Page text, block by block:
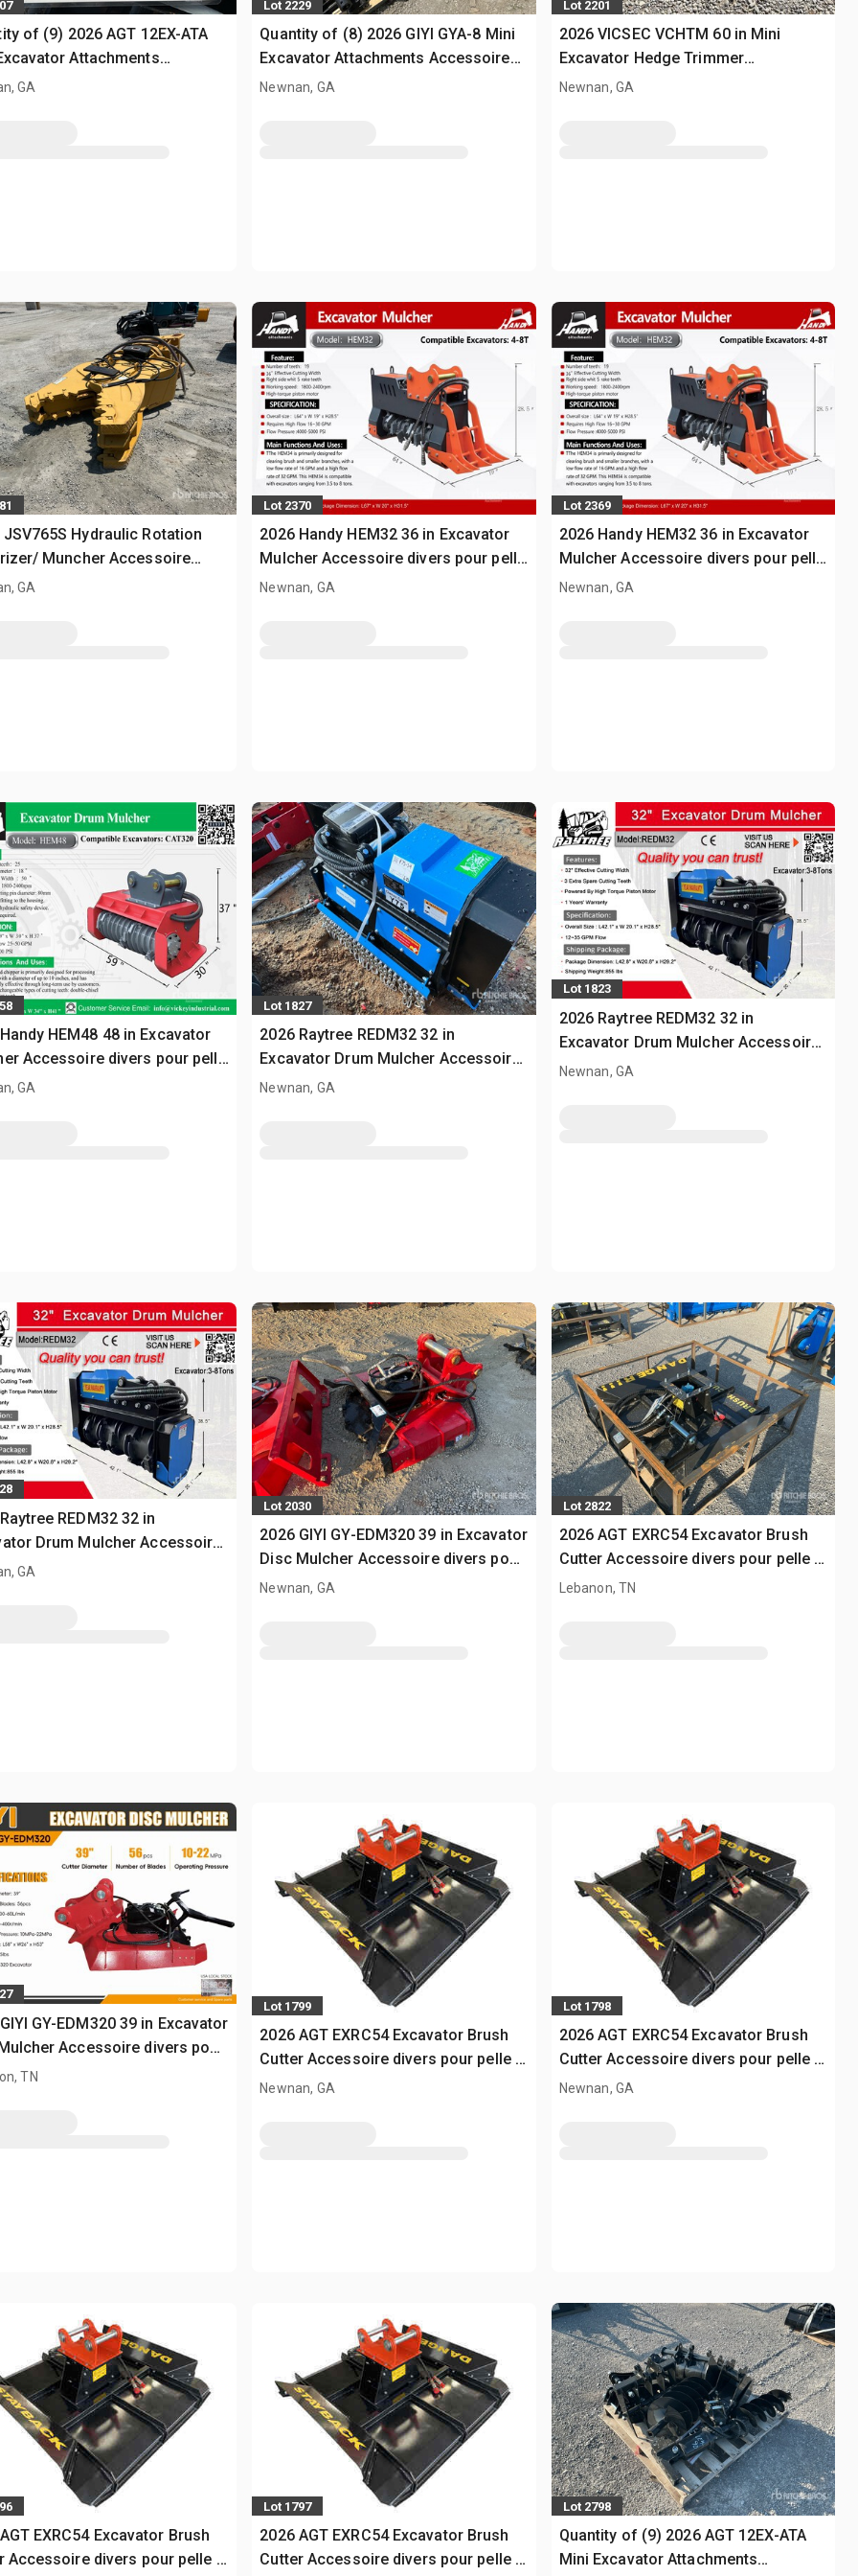
of (9) 2026 AGT 12EX-ATA
Attachments
divers pour pelle
GA
Lot 2229
Quantity of (8) 2026 GIYI GYA-8 Mini
Excavator Attachments Accessoire
divers pour pelle (Unused)
Newnan, GA
Lot 2201
2026 VICSEC VCHTM 60 in Mini
Excavator Hedge Trimmer
Accessoire divers pour pelle - Fits 1 -
Newnan, GA
Hydraulic Rotation
Muncher Accessoire
pour pelle - Fits CAT 320/325
GA
Lot 2370
2026 Handy HEM32 36 in Excavator
Mulcher Accessoire divers pour pelle
- Fits 4 - 8 ton (Unused)
Newnan, GA
Lot 2369
2026 Handy HEM32 36 in Excavator
Mulcher Accessoire divers pour pelle
- Fits 4 - 8 ton (Unused)
Newnan, GA
HEM48 48 in Excavator
Accessoire divers pour pelle
320 (Unused)
GA
Lot 1827
2026 Raytree REDM32 32 in
Excavator Drum Mulcher Accessoire
divers pour pelle - Fits 3 - 8 ton
Newnan, GA
Lot 1823
2026 Raytree REDM32 32 in
Excavator Drum Mulcher Accessoire
divers pour pelle - Fits 3 - 8 ton
Newnan, GA
REDM32 32 in
Drum Mulcher Accessoire
pour pelle - Fits 3 - 8 ton
GA
Lot 2030
2026 GIYI GY-EDM320 39 in Excavator
Disc Mulcher Accessoire divers pour
pelle (Unused)
Newnan, GA
Lot 2822
2026 AGT EXRC54 Excavator Brush
Cutter Accessoire divers pour pelle -
Fits Cat 308 / 3 - 8 ton (Unused)
Lebanon, TN
GY-EDM320 39 in Excavator
Accessoire divers pour
Fits Cat 320 (Unused)
TN
Lot 1799
2026 AGT EXRC54 Excavator Brush
Cutter Accessoire divers pour pelle -
Fits Cat 308 / 3 - 8 ton (Unused)
Newnan, GA
Lot 1798
2026 AGT EXRC54 Excavator Brush
Cutter Accessoire divers pour pelle -
Fits Cat 308 / 3 - 8 ton (Unused)
Newnan, GA
EXRC54 Excavator Brush
Accessoire divers pour pelle -
Lot 1797
2026 AGT EXRC54 Excavator Brush
Cutter Accessoire divers pour pelle -
Lot 2798
Quantity of (9) 2026 AGT 12EX-ATA
Mini Excavator Attachments